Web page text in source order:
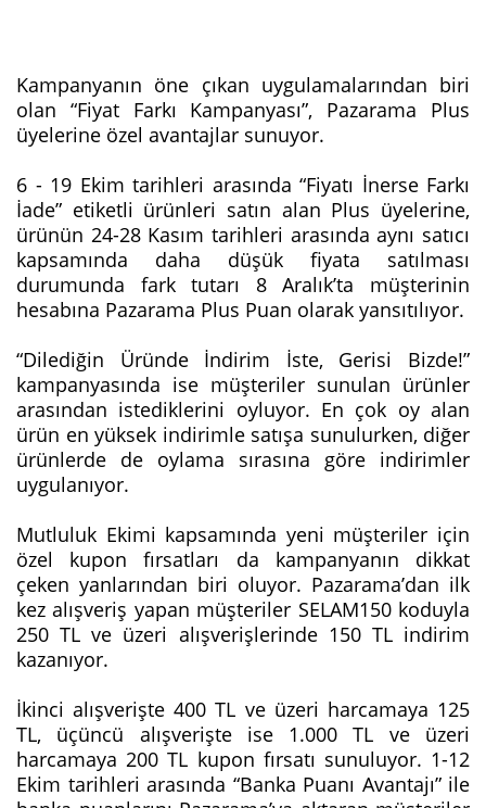
Kampanyanın öne çıkan uygulamalarından biri
olan “Fiyat Farkı Kampanyası”, Pazarama Plus
üyelerine özel avantajlar sunuyor.
6 - 19 Ekim tarihleri arasında “Fiyatı İnerse Farkı
İade” etiketli ürünleri satın alan Plus üyelerine,
ürünün 24-28 Kasım tarihleri arasında aynı satıcı
kapsamında daha düşük fiyata satılması
durumunda fark tutarı 8 Aralık’ta müşterinin
hesabına Pazarama Plus Puan olarak yansıtılıyor.
“Dilediğin Üründe İndirim İste, Gerisi Bizde!”
kampanyasında ise müşteriler sunulan ürünler
arasından istediklerini oyluyor. En çok oy alan
ürün en yüksek indirimle satışa sunulurken, diğer
ürünlerde de oylama sırasına göre indirimler
uygulanıyor.
Mutluluk Ekimi kapsamında yeni müşteriler için
özel kupon fırsatları da kampanyanın dikkat
çeken yanlarından biri oluyor. Pazarama’dan ilk
kez alışveriş yapan müşteriler SELAM150 koduyla
250 TL ve üzeri alışverişlerinde 150 TL indirim
kazanıyor.
İkinci alışverişte 400 TL ve üzeri harcamaya 125
TL, üçüncü alışverişte ise 1.000 TL ve üzeri
harcamaya 200 TL kupon fırsatı sunuluyor. 1-12
Ekim tarihleri arasında “Banka Puanı Avantajı” ile